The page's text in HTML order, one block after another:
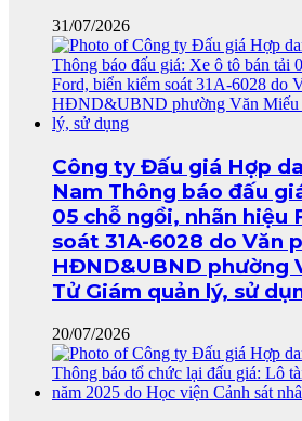
31/07/2026
Công ty Đấu giá Hợp
Nam Thông báo đấu
05 chỗ ngồi, nhãn hiệu
soát 31A-6028 do Văn
HĐND&UBND phường
Tử Giám quản lý, sử
20/07/2026